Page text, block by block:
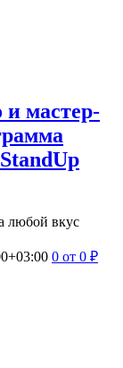
и мастер-
любой вкус
0 от 0 ₽